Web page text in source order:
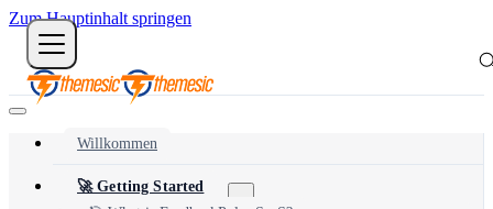
Zum Hauptinhalt springen
Willkommen
🚀 Getting Started